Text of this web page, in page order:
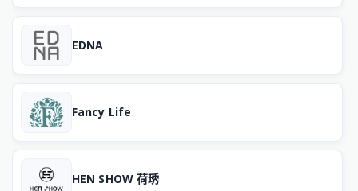
EDNA
Fancy Life
HEN SHOW 荷琇